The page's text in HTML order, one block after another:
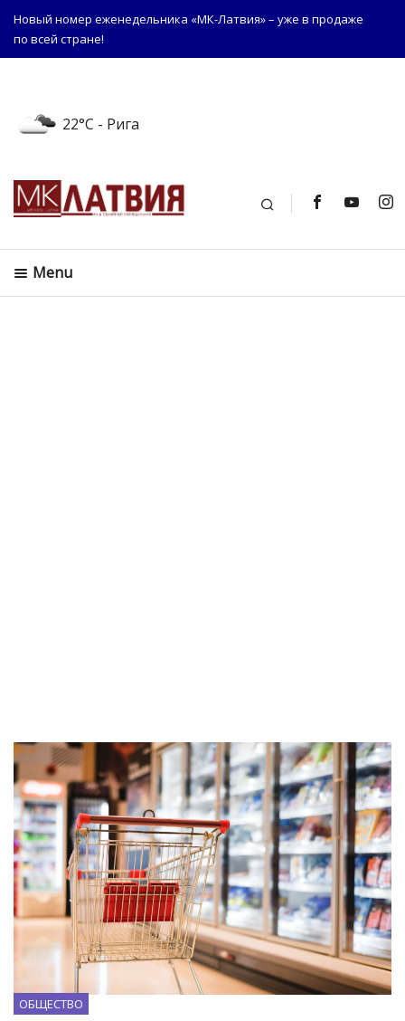
Новый номер еженедельника «МК-Латвия» – уже в продаже
по всей стране!
22°C - Рига
Поиск
Menu
Freepik.com
ОБЩЕСТВО